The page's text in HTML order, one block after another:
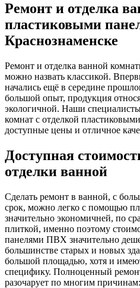
Ремонт и отделка
пластиковыми
Краснознаменске
Ремонт и отделка ванной
можно назвать классикой.
начались ещё в середине
большой опыт, продукция
экологичной. Наши
комнат с отделкой
доступные цены и отличное
Доступная
отделки ванной
Сделать ремонт в ванной, с
срок, можно легко с помощью
значительно экономичней, по
плиткой, именно поэтому
панелями ПВХ значительно
большинстве старых и новых
большой площадью, хотя и
специфику. Полноценный
разочарует по многим причинам: